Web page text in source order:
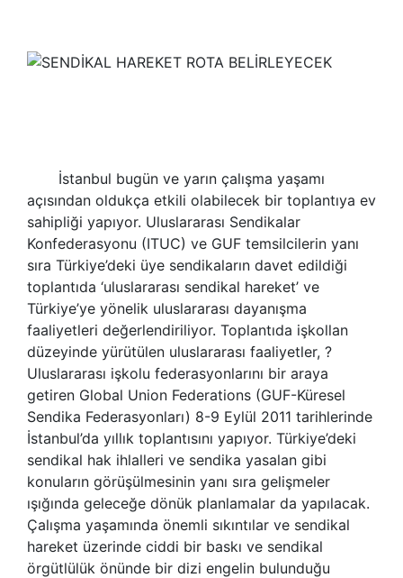
İstanbul bugün ve yarın çalışma yaşamı
açısından oldukça etkili olabilecek bir toplantıya ev
sahipliği yapıyor. Uluslararası Sendikalar
Konfederasyonu (ITUC) ve GUF temsilcilerin yanı
sıra Türkiye’deki üye sendikaların davet edildiği
toplantıda ‘uluslararası sendikal hareket’ ve
Türkiye’ye yönelik uluslararası dayanışma
faaliyetleri değerlendiriliyor. Toplantıda işkollan
düzeyinde yürütülen uluslararası faaliyetler, ?
Uluslararası işkolu federasyonlarını bir araya
getiren Global Union Federations (GUF-Küresel
Sendika Federasyonları) 8-9 Eylül 2011 tarihlerinde
İstanbul’da yıllık toplantısını yapıyor. Türkiye’deki
sendikal hak ihlalleri ve sendika yasalan gibi
konuların görüşülmesinin yanı sıra gelişmeler
ışığında geleceğe dönük planlamalar da yapılacak.
Çalışma yaşamında önemli sıkıntılar ve sendikal
hareket üzerinde ciddi bir baskı ve sendikal
örgütlülük önünde bir dizi engelin bulunduğu